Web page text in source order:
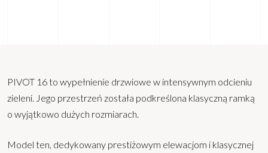
PIVOT 16 to wypełnienie drzwiowe w intensywnym odcieniu
zieleni. Jego przestrzeń została podkreślona klasyczną ramką
o wyjątkowo dużych rozmiarach.
Model ten, dedykowany prestiżowym elewacjom i klasycznej